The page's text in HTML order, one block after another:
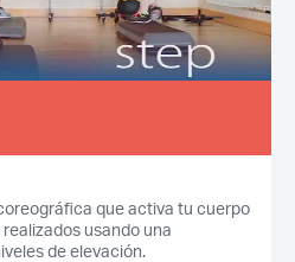
que activa tu cuerpo
usando una
de elevación.